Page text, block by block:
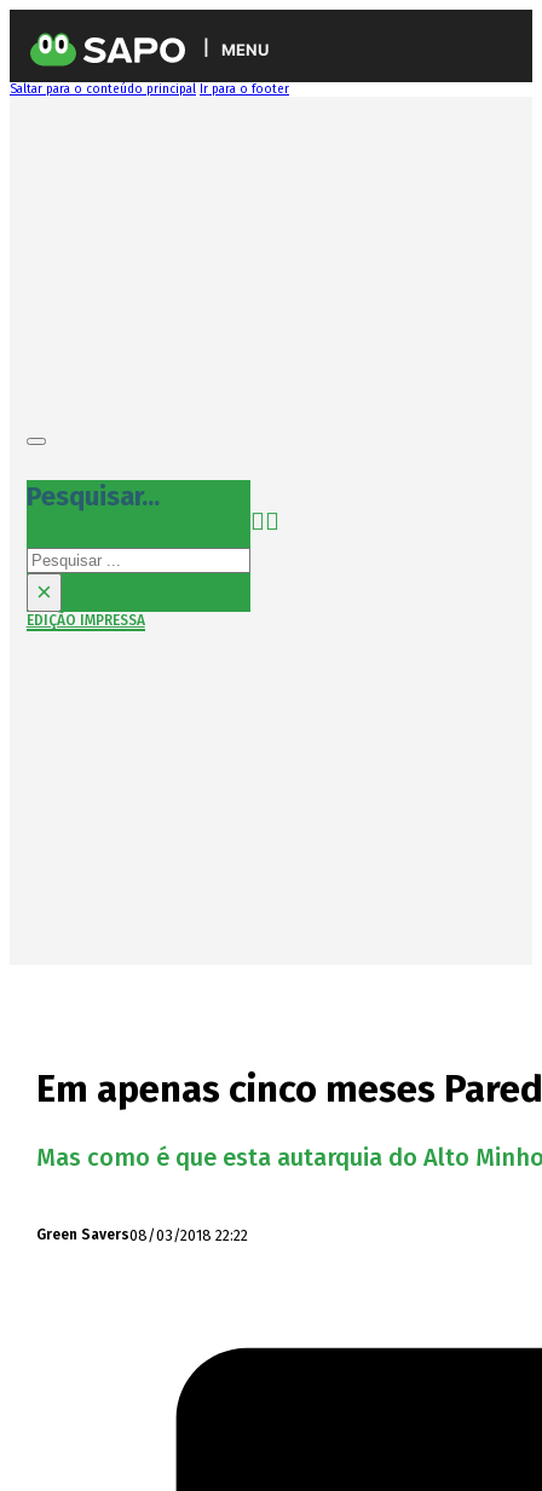
MENU
Saltar para o conteúdo principal Ir para o footer
Pesquisar...
Pesquisar
×
EDIÇÃO IMPRESSA
Em apenas cinco meses
Mas como é que esta autarquia do Alto
Green Savers08/03/2018 22:22